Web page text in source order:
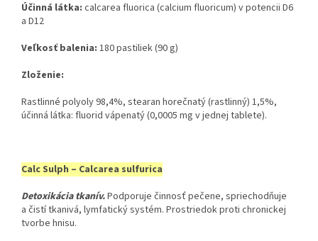
Účinná látka: ​ calcarea fluorica (calcium fluoricum) v potencii D6
a D12
Veľkosť balenia: ​ 180 pastiliek (90 g)
Zloženie:
Rastlinné polyoly 98,4%, stearan horečnatý (rastlinný) 1,5%,
účinná látka: fluorid vápenatý (0,0005 mg v jednej tablete).
Calc Sulph – Calcarea sulfurica
Detoxikácia tkanív.Podporuje činnosť pečene, spriechodňuje
a čistí tkanivá, lymfatický systém. Prostriedok proti chronickej
tvorbe hnisu.